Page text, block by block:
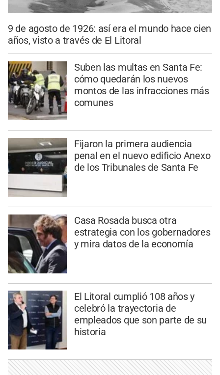
9 de agosto de 1926: así era el mundo hace cien
años, visto a través de El Litoral
Suben las multas en Santa Fe:
cómo quedarán los nuevos
montos de las infracciones más
comunes
Fijaron la primera audiencia
penal en el nuevo edificio Anexo
de los Tribunales de Santa Fe
Casa Rosada busca otra
estrategia con los gobernadores
y mira datos de la economía
El Litoral cumplió 108 años y
celebró la trayectoria de
empleados que son parte de su
historia